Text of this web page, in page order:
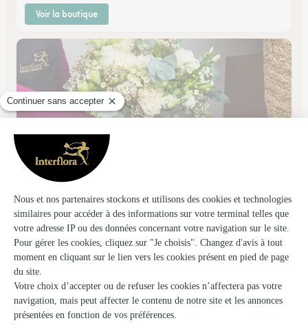
Voir la boutique
Natrella Fleuriste
Beziers
★★★★★4.3 (71)
26, avenue Saint Saens
Voir la boutique